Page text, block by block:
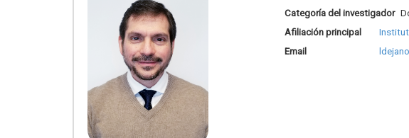
Categoría del investigador
Afiliación principal
Email